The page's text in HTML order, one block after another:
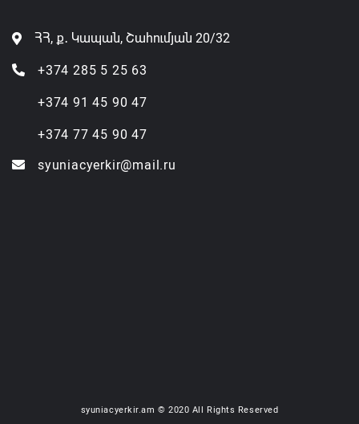
ՀՀ, ք․ Կապան, Շահումյան 20/32
+374 285 5 25 63
+374 91 45 90 47
+374 77 45 90 47
syuniacyerkir@mail.ru
syuniacyerkir.am © 2020 All Rights Reserved